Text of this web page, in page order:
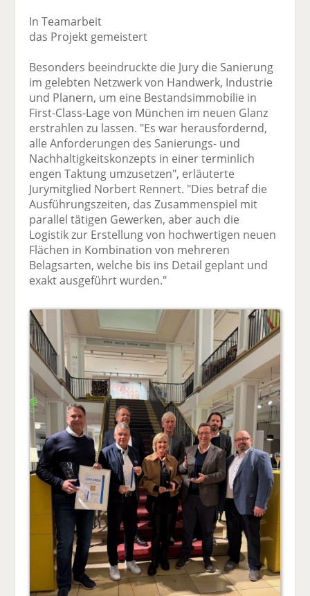
In Teamarbeit
das Projekt gemeistert
Besonders beeindruckte die Jury die Sanierung
im gelebten Netzwerk von Handwerk, Industrie
und Planern, um eine Bestandsimmobilie in
First-Class-Lage von München im neuen Glanz
erstrahlen zu lassen. "Es war herausfordernd,
alle Anforderungen des Sanierungs- und
Nachhaltigkeitskonzepts in einer terminlich
engen Taktung umzusetzen", erläuterte
Jurymitglied Norbert Rennert. "Dies betraf die
Ausführungszeiten, das Zusammenspiel mit
parallel tätigen Gewerken, aber auch die
Logistik zur Erstellung von hochwertigen neuen
Flächen in Kombination von mehreren
Belagsarten, welche bis ins Detail geplant und
exakt ausgeführt wurden."